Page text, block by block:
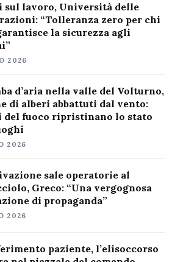
sul lavoro, Università delle
“Tolleranza zero per chi
la sicurezza agli
2026
d’aria nella valle del Volturno,
di alberi abbattuti dal vento:
fuoco ripristinano lo stato
2026
sale operatorie al
Greco: “Una vergognosa
di propaganda”
2026
paziente, l’elisoccorso